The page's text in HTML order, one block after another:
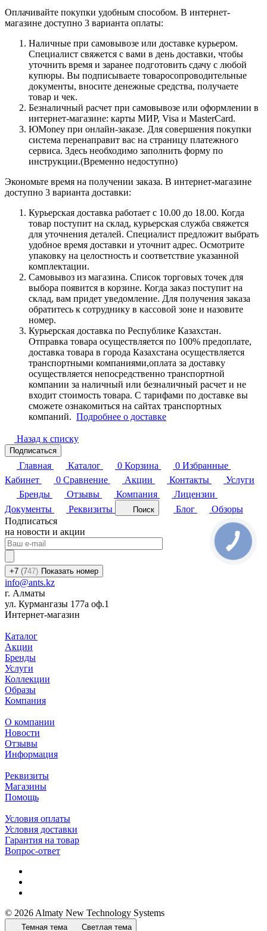
Оплачивайте покупки удобным способом. В интернет-
магазине доступно 3 варианта оплаты:
Наличные при самовывозе или доставке курьером.
Специалист свяжется с вами в день доставки, чтобы
уточнить время и заранее подготовить сдачу с любой
купюры. Вы подписываете товаросопроводительные
документы, вносите денежные средства, получаете
товар и чек.
Безналичный расчет при самовывозе или оформлении в
интернет-магазине: карты МИР, Visa и MasterCard.
ЮMoney при онлайн-заказе. Для совершения покупки
система перенаправит вас на страницу платежного
сервиса. Здесь необходимо заполнить форму по
инструкции.(Временно недоступно)
Экономьте время на получении заказа. В интернет-магазине
доступно 3 варианта доставки:
Курьерская доставка работает с 10.00 до 18.00. Когда
товар поступит на склад, курьерская служба свяжется
для уточнения деталей. Специалист предложит выбрать
удобное время доставки и уточнит адрес. Осмотрите
упаковку на целостность и соответствие указанной
комплектации.
Самовывоз из магазина. Список торговых точек для
выбора появится в корзине. Когда заказ поступит на
склад, вам придет уведомление. Для получения заказа
обратитесь к сотруднику в кассовой зоне и назовите
номер.
Курьерская доставка по Республике Казахстан.
Отправка товара осуществляется по 100% предоплате,
доставка товара в города Казахстана осуществляется
транспортными компаниями,оплата за доставку
осуществляется непосредственно транспортной
компании за наличный или безналичный расчет и не
входит стоимость товара. С тарифами по доставке вы
сможете ознакомиться на сайтах транспортных
компаний. Подробнее о доставке
Назад к списку
Подписаться
Главная Каталог 0 Корзина 0 Избранные
Кабинет
0 Сравнение Акции Контакты
Услуги
Бренды
Отзывы Компания
Лицензии
Документы
Реквизиты Поиск Блог
Обзоры
Подписаться
на новости и акции
+7 (747) Показать номер
info@ants.kz
г. Алматы
ул. Курмангазы 177а оф.1
Интернет-магазин
Каталог
Акции
Бренды
Услуги
Коллекции
Образы
Компания
О компании
Новости
Отзывы
Информация
Реквизиты
Магазины
Помощь
Условия оплаты
Условия доставки
Гарантия на товар
Вопрос-ответ
© 2026 Almaty New Technology Systems
Темная тема Светлая тема